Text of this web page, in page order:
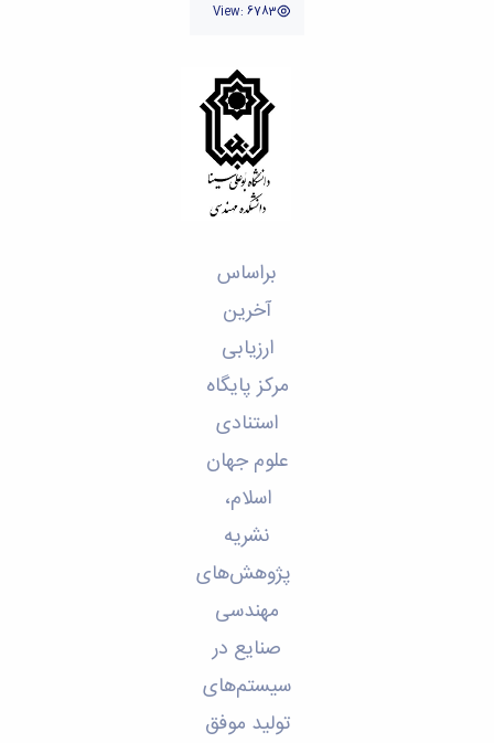
View: 6783
براساس
آخرین
ارزیابی
مرکز پایگاه
استنادی
علوم جهان
اسلام،
نشریه
پژوهش‌های
مهندسی
صنایع در
سیستم‌های
تولید موفق